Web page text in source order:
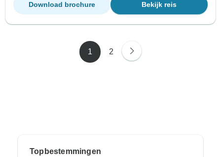
Bekijk reis
Download brochure
1 2
Topbestemmingen